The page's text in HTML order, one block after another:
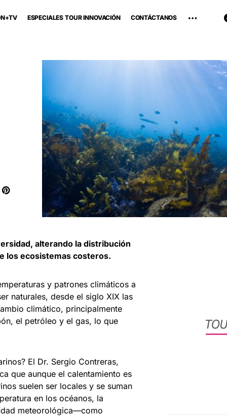
ESPECIALES TOUR INNOVACIÓN CONTÁCTANOS
alterando la distribución
los ecosistemas costeros.
y patrones climáticos a
naturales, desde el siglo XIX las
climático, principalmente
el petróleo y el gas, lo que
El Dr. Sergio Contreras,
que aunque el calentamiento es
suelen ser locales y se suman
en los océanos, la
meteorológica—como